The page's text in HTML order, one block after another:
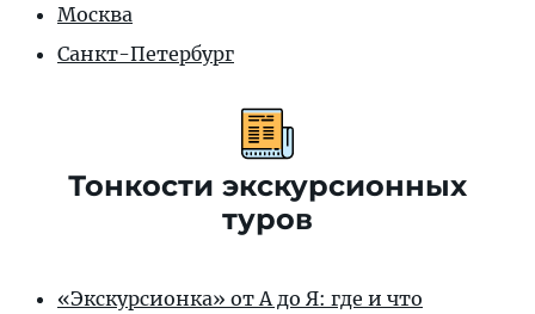
Москва
Санкт-Петербург
Тонкости экскурсионных
туров
«Экскурсионка» от А до Я: где и что